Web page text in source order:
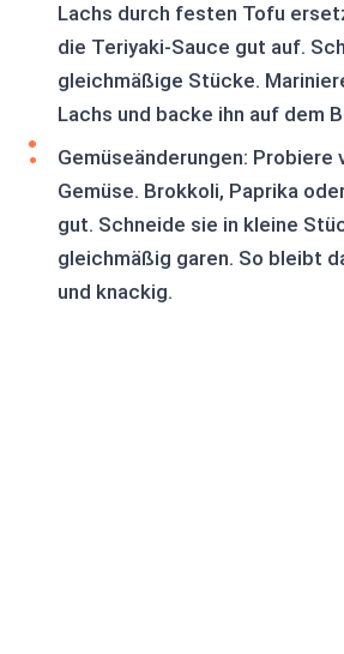
Lachs durch festen Tofu
die Teriyaki-Sauce gut auf.
gleichmäßige Stücke.
Lachs und backe ihn auf dem
Gemüseänderungen: Probiere
Gemüse. Brokkoli, Paprika
gut. Schneide sie in kleine
gleichmäßig garen. So bleibt
und knackig.